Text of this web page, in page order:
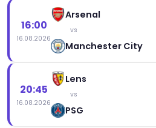
16:00
16.08.2026
Arsenal
vs
Manchester City
20:45
16.08.2026
Lens
vs
PSG